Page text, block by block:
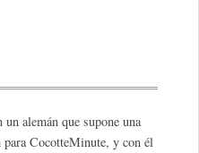
alemán que supone una
CocotteMinute, y con él